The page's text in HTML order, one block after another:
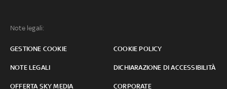
Note legali:
GESTIONE COOKIE COOKIE POLICY
NOTE LEGALI DICHIARAZIONE DI ACCESSIBILITÀ
OFFERTA SKY MEDIA CORPORATE